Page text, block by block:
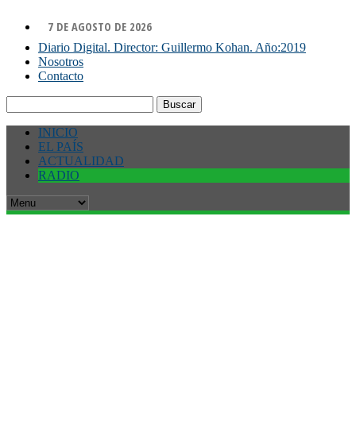
7 DE AGOSTO DE 2026
Diario Digital. Director: Guillermo Kohan. Año:2019
Nosotros
Contacto
INICIO
EL PAÍS
ACTUALIDAD
RADIO